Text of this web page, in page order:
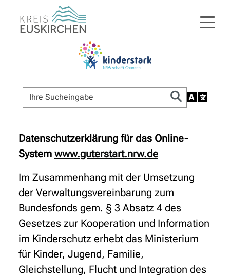
Datenschutzerklärung für das Online-
System www.guterstart.nrw.de
Im Zusammenhang mit der Umsetzung
der Verwaltungsvereinbarung zum
Bundesfonds gem. § 3 Absatz 4 des
Gesetzes zur Kooperation und Information
im Kinderschutz erhebt das Ministerium
für Kinder, Jugend, Familie,
Gleichstellung, Flucht und Integration des